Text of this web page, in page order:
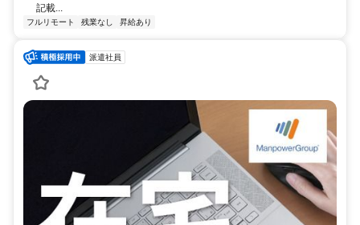
記載...
フルリモート 残業なし 昇給あり
派遣社員